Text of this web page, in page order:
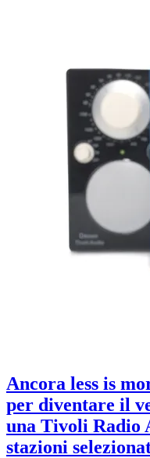
Ancora less is
per diventare il
una Tivoli Radio
stazioni